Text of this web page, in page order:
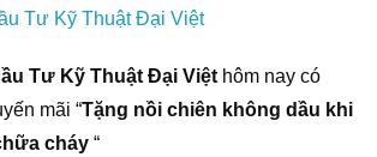
Tư Kỹ Thuật Đại Việt
Tư Kỹ Thuật Đại Việt hôm nay có
mãi “Tặng nồi chiên không dầu khi
cháy “